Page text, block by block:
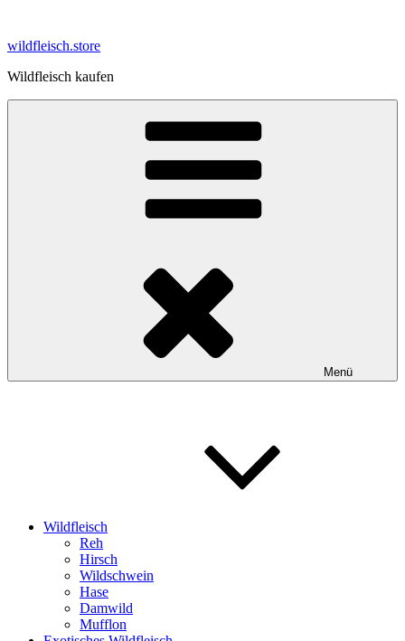
springen
wildfleisch.store
Wildfleisch kaufen
Menü
Wildfleisch
Reh
Hirsch
Wildschwein
Hase
Damwild
Mufflon